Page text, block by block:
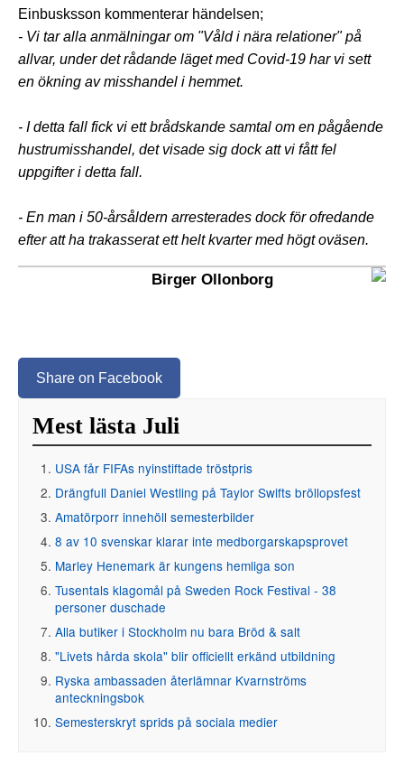
Einbusksson kommenterar händelsen;
- Vi tar alla anmälningar om "Våld i nära relationer" på
allvar, under det rådande läget med Covid-19 har vi sett
en ökning av misshandel i hemmet.
- I detta fall fick vi ett brådskande samtal om en pågående
hustrumisshandel, det visade sig dock att vi fått fel
uppgifter i detta fall.
- En man i 50-årsåldern arresterades dock för ofredande
efter att ha trakasserat ett helt kvarter med högt oväsen.
Birger Ollonborg
Share on Facebook
Mest lästa Juli
USA får FIFAs nyinstiftade tröstpris
Drängfull Daniel Westling på Taylor Swifts bröllopsfest
Amatörporr innehöll semesterbilder
8 av 10 svenskar klarar inte medborgarskapsprovet
Marley Henemark är kungens hemliga son
Tusentals klagomål på Sweden Rock Festival - 38
personer duschade
Alla butiker i Stockholm nu bara Bröd & salt
"Livets hårda skola" blir officiellt erkänd utbildning
Ryska ambassaden återlämnar Kvarnströms
anteckningsbok
Semesterskryt sprids på sociala medier